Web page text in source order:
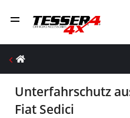
Unterfahrschutz
Fiat Sedici